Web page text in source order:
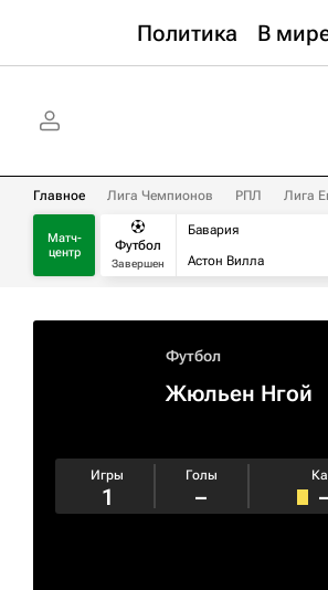
Политика В
Главное Лига Чемпионов РПЛ Лига
Матч-
центр
Футбол
Завершен
Бавария
Астон Вилла
Футбол
Жюльен Нгой
Игры
1
Голы
–